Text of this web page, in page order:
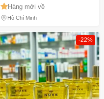
Hàng mới về
Hồ Chí Minh
-22%